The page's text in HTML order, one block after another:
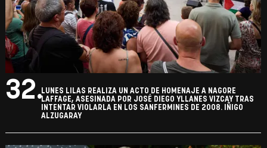
32.LUNES LILAS REALIZA UN ACTO DE HOMENAJE A NAGORE
LAFFAGE, ASESINADA POR JOSÉ DIEGO YLLANES VIZCAY TRAS
INTENTAR VIOLARLA EN LOS SANFERMINES DE 2008. IÑIGO
ALZUGARAY